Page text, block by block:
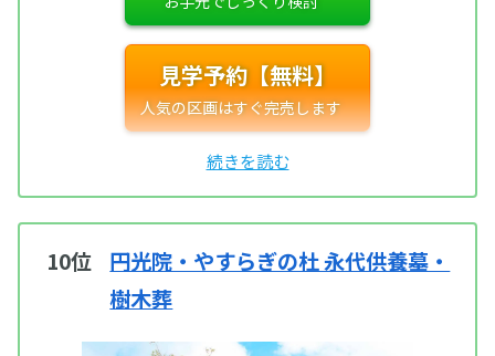
見学予約【無料】
10位
円光院・やすらぎの杜 永代供養墓・
樹木葬